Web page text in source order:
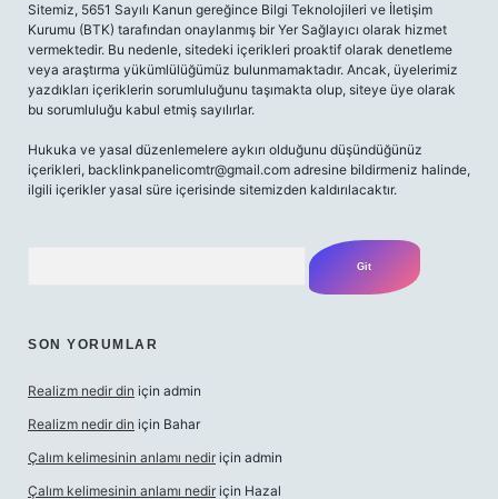
Sitemiz, 5651 Sayılı Kanun gereğince Bilgi Teknolojileri ve İletişim
Kurumu (BTK) tarafından onaylanmış bir Yer Sağlayıcı olarak hizmet
vermektedir. Bu nedenle, sitedeki içerikleri proaktif olarak denetleme
veya araştırma yükümlülüğümüz bulunmamaktadır. Ancak, üyelerimiz
yazdıkları içeriklerin sorumluluğunu taşımakta olup, siteye üye olarak
bu sorumluluğu kabul etmiş sayılırlar.
Hukuka ve yasal düzenlemelere aykırı olduğunu düşündüğünüz
içerikleri, backlinkpanelicomtr@gmail.com adresine bildirmeniz halinde,
ilgili içerikler yasal süre içerisinde sitemizden kaldırılacaktır.
SON YORUMLAR
Realizm nedir din için admin
Realizm nedir din için Bahar
Çalım kelimesinin anlamı nedir için admin
Çalım kelimesinin anlamı nedir için Hazal